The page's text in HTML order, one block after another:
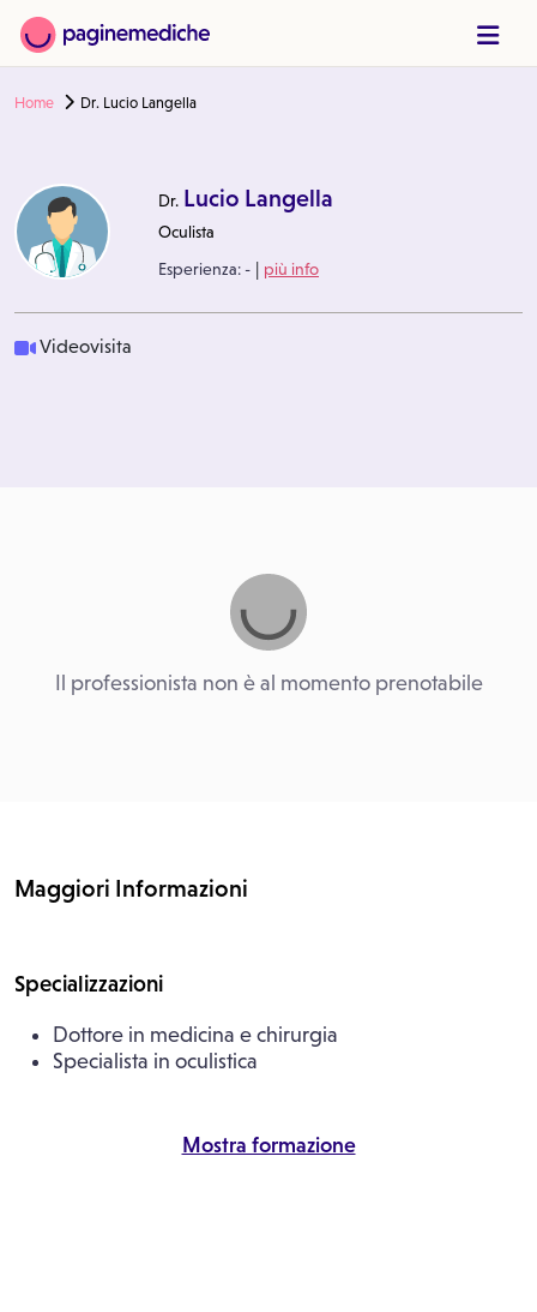
Home Dr. Lucio Langella
Dr. Lucio Langella
Oculista
Esperienza:- | più info
Videovisita
Il professionista non è al momento prenotabile
Maggiori Informazioni
Specializzazioni
Dottore in medicina e chirurgia
Specialista in oculistica
Mostra formazione